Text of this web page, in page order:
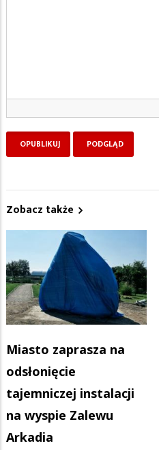
Zobacz także
Miasto zaprasza na
odsłonięcie
tajemniczej instalacji
na wyspie Zalewu
Arkadia